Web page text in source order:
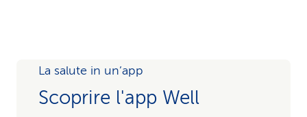
La salute in un’app
Scoprire l'app Well